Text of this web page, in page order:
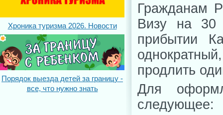
Хроника туризма 2026. Новости
Порядок выезда детей за границу -
все, что нужно знать
Гражданам
Визу на 30
прибытии
продлить
Для
следующее: